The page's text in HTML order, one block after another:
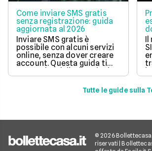
Come inviare SMS gratis
senza registrazione: guida
aggiornata al 2026
Inviare SMS gratis è
possibile con alcuni servizi
online, senza dover creare
account. Questa guida ti
mostra le migliori opzioni
per inviare messaggi senza
Il
Tutte le guide sulla
© 2026
riservati |